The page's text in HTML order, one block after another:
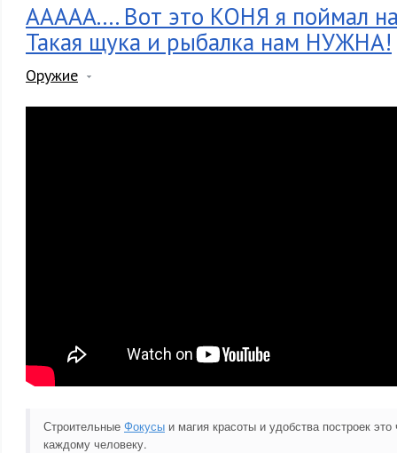
ААААА.... Вот это КОНЯ я поймал
Такая щука и рыбалка нам НУЖНА!
Оружие
Строительные Фокусы и магия красоты и удобства построек это
каждому человеку.